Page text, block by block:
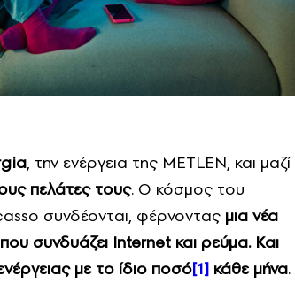
, την ενέργεια της METLEN, και μαζί
πελάτες τους. O κόσμος του
συνδέονται, φέρνοντας μια νέα
που συνδυάζει Internet και ρεύμα. Και
με το ίδιο ποσό[1] κάθε μήνα.